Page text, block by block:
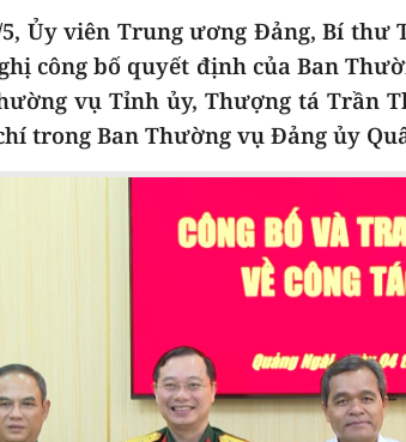
5, Ủy viên Trung ương Đảng, Bí
công bố quyết định của Ban
vụ Tỉnh ủy, Thượng tá Trần
trong Ban Thường vụ Đảng ủy